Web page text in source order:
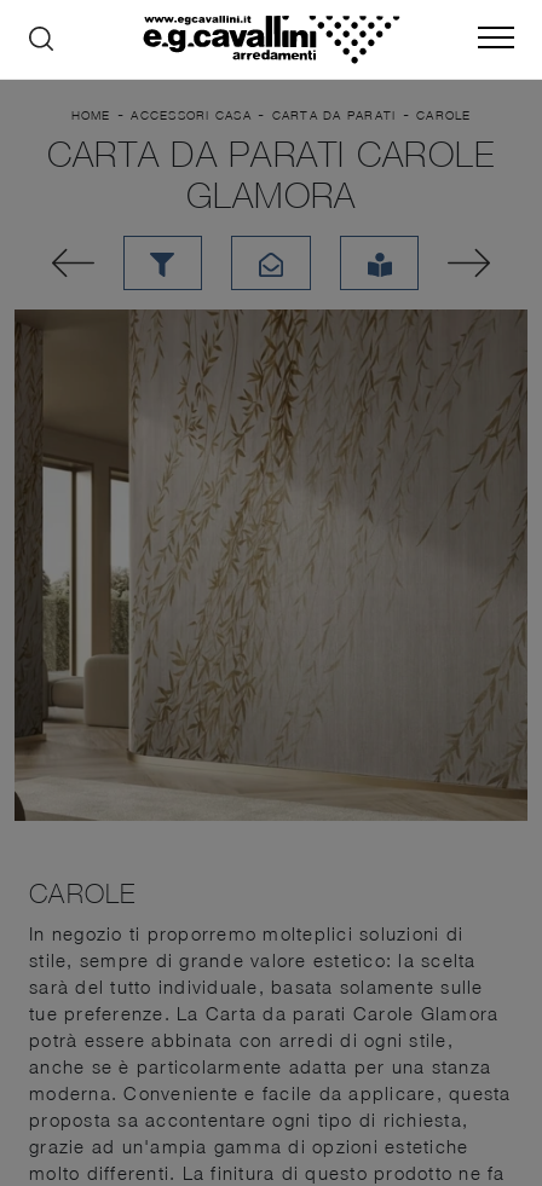
HOME -ACCESSORI CASA - CARTA DA PARATI - CAROLE
CARTA DA PARATI CAROLE
GLAMORA
CAROLE
In negozio ti proporremo molteplici soluzioni di
stile, sempre di grande valore estetico: la scelta
sarà del tutto individuale, basata solamente sulle
tue preferenze. La Carta da parati Carole Glamora
potrà essere abbinata con arredi di ogni stile,
anche se è particolarmente adatta per una stanza
moderna. Conveniente e facile da applicare, questa
proposta sa accontentare ogni tipo di richiesta,
grazie ad un'ampia gamma di opzioni estetiche
molto differenti. La finitura di questo prodotto ne fa